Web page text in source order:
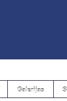
Galerijas